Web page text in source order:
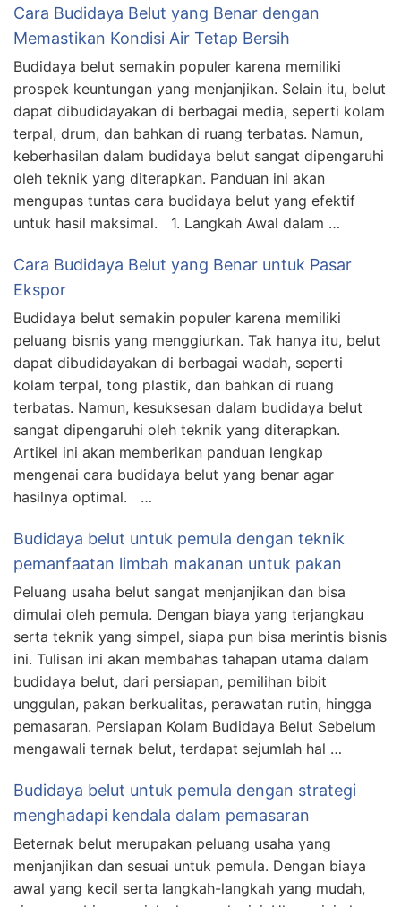
Cara Budidaya Belut yang Benar dengan
Memastikan Kondisi Air Tetap Bersih
Budidaya belut semakin populer karena memiliki
prospek keuntungan yang menjanjikan. Selain itu, belut
dapat dibudidayakan di berbagai media, seperti kolam
terpal, drum, dan bahkan di ruang terbatas. Namun,
keberhasilan dalam budidaya belut sangat dipengaruhi
oleh teknik yang diterapkan. Panduan ini akan
mengupas tuntas cara budidaya belut yang efektif
untuk hasil maksimal. 1. Langkah Awal dalam …
Cara Budidaya Belut yang Benar untuk Pasar
Ekspor
Budidaya belut semakin populer karena memiliki
peluang bisnis yang menggiurkan. Tak hanya itu, belut
dapat dibudidayakan di berbagai wadah, seperti
kolam terpal, tong plastik, dan bahkan di ruang
terbatas. Namun, kesuksesan dalam budidaya belut
sangat dipengaruhi oleh teknik yang diterapkan.
Artikel ini akan memberikan panduan lengkap
mengenai cara budidaya belut yang benar agar
hasilnya optimal. …
Budidaya belut untuk pemula dengan teknik
pemanfaatan limbah makanan untuk pakan
Peluang usaha belut sangat menjanjikan dan bisa
dimulai oleh pemula. Dengan biaya yang terjangkau
serta teknik yang simpel, siapa pun bisa merintis bisnis
ini. Tulisan ini akan membahas tahapan utama dalam
budidaya belut, dari persiapan, pemilihan bibit
unggulan, pakan berkualitas, perawatan rutin, hingga
pemasaran. Persiapan Kolam Budidaya Belut Sebelum
mengawali ternak belut, terdapat sejumlah hal …
Budidaya belut untuk pemula dengan strategi
menghadapi kendala dalam pemasaran
Beternak belut merupakan peluang usaha yang
menjanjikan dan sesuai untuk pemula. Dengan biaya
awal yang kecil serta langkah-langkah yang mudah,